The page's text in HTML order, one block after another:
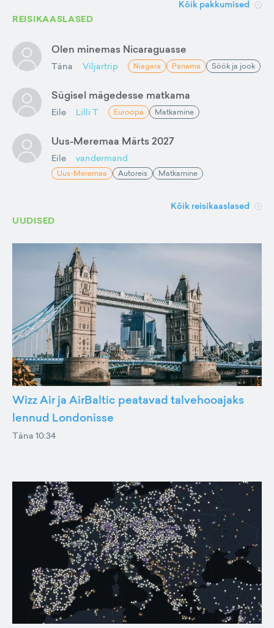
Kõik pakkumised
REISIKAASLASED
Olen minemas Nicaraguasse
Täna Viljartrip Niagara Panama Söök ja jook
Sügisel mägedesse matkama
Eile Lilli T Euroopa Matkamine
Uus-Meremaa Märts 2027
Eile vandermand
Uus-Meremaa Autoreis Matkamine
Kõik reisikaaslased
UUDISED
Wizz Air ja AirBaltic peatavad talvehooajaks
lennud Londonisse
Täna 10:34